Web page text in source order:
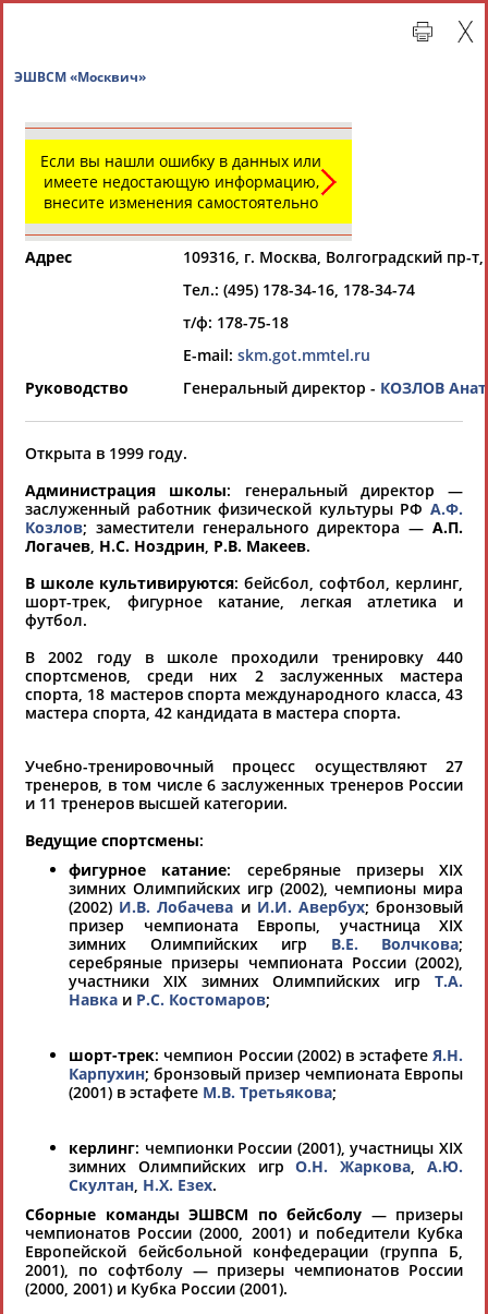
Просмотры
сутки:
Региональные спортивные организации
СВОДНЫЕ ИНДЕКСЫ
РЕСУРСНАЯ ПЛОЩАДКА
Региональные спортивные организации
Органы управления, федерации, ВУЗы,
Академии и т.п.
Регион
Вид спорта
Если вы решили разместить информацию о
хорошо известной вам спортивной
организации или обнаружили какую-либо
хотите ее исправить, пожалуйста, вы можете
это сделать самостоятельно
Результаты поиска:5723 организаций
100 последних изменений
Если вы нашли ошибку в данных или
имеете недостающую информацию,
внесите изменения самостоятельно
Адрес
109316, г. Москва, Волгоградский пр-т,
Тел.: (495) 178-34-16, 178-34-74
т/ф: 178-75-18
E-mail: skm.got.mmtel.ru
Руководство
Генеральный директор - КОЗЛОВ
Открыта в 1999 году.
Администрация школы: генеральный директор —
заслуженный работник физической культуры РФ А.Ф.
Козлов; заместители генерального директора — А.П.
Логачев, Н.С. Ноздрин, Р.В. Макеев.
В школе культивируются: бейсбол, софтбол, керлинг,
шорт-трек, фигурное катание, легкая атлетика и
футбол.
В 2002 году в школе проходили тренировку 440
спортсменов, среди них 2 заслуженных мастера
спорта, 18 мастеров спорта международного класса, 43
мастера спорта, 42 кандидата в мастера спорта.
Учебно-тренировочный процесс осуществляют 27
тренеров, в том числе 6 заслуженных тренеров России
и 11 тренеров высшей категории.
Ведущие спортсмены:
фигурное катание: серебряные призеры XIX
зимних Олимпийских игр (2002), чемпионы мира
(2002) И.В. Лобачева и И.И. Авербух; бронзовый
призер чемпионата Европы, участница XIX
зимних Олимпийских игр В.Е. Волчкова;
серебряные призеры чемпионата России (2002),
участники XIX зимних Олимпийских игр Т.А.
Навка и Р.С. Костомаров;
шорт-трек: чемпион России (2002) в эстафете Я.Н.
Карпухин; бронзовый призер чемпионата Европы
(2001) в эстафете М.В. Третьякова;
керлинг: чемпионки России (2001), участницы XIX
зимних Олимпийских игрО.Н. Жаркова,А.Ю.
Скултан, Н.Х. Езех.
Сборные команды ЭШВСМ по бейсболу — призеры
чемпионатов России (2000, 2001) и победители Кубка
Европейской бейсбольной конфедерации (группа Б,
2001), по софтболу — призеры чемпионатов России
(2000, 2001) и Кубка России (2001).